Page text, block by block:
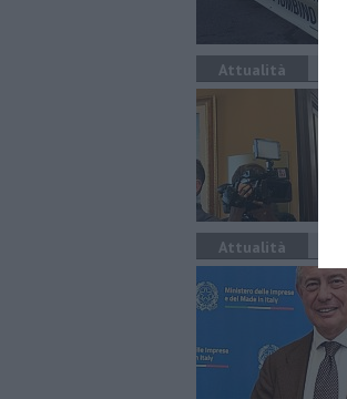
Attualità
Attualità